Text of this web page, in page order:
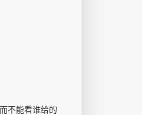
不能看谁给的